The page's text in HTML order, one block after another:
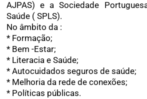
AJPAS) e a Sociedade
Saúde ( SPLS).
No âmbito da :
* Formação;
* Bem -Estar;
* Literacia e Saúde;
* Autocuidados seguros de saúde;
* Melhoria da rede de conexões;
* Políticas públicas.